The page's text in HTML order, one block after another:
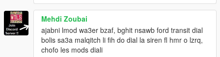
Mehdi Zoubai
ajabni lmod wa3er bzaf, bghit nsawb ford transit dial
bolis sa3a malqitch li fih do dial la siren fl hmr o lzrq,
chofo les mods diali